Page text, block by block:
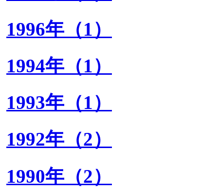
1996年（1）
1994年（1）
1993年（1）
1992年（2）
1990年（2）